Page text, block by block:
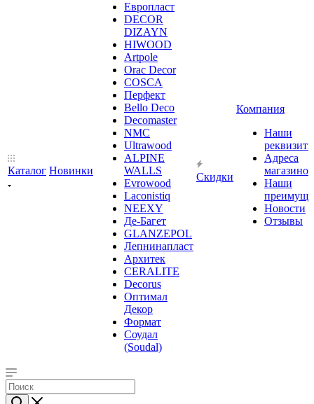
Каталог Новинки
Европласт
DECOR
DIZAYN
HIWOOD
Artpole
Orac Decor
COSCA
Перфект
Bello Deco
Decomaster
NMС
Ultrawood
ALPINE
WALLS
Evrowood
Laconistiq
NEEXY
Де-Багет
GLANZEPOL
Лепнинапласт
Архитек
CERALITE
Decorus
Оптимал
Декор
Формат
Соудал
(Soudal)
Скидки
Компания
Наши
Адреса
магазинов
Наши
Новости
Отзывы